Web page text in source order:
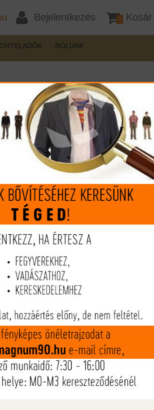
Kosár
0
Bejelentkezés
RÓLUNK
Shok
nem
Brass
csalódni. A
elejtésére
Felhívnánk figyelmét, hogy a
terméknél interneten csak
vásárlási szándékát jelezheti,
vásárlása csak személyes
Mennyiség:
1.305 Ft
(€ 3.60)
A termék nincs készleten
tájékoztató jellegűek, nyilvános
ajánlattételnek nem minősülnek!
Az árváltozás jogát fenntartjuk!